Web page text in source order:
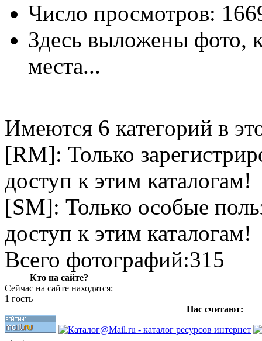
Число просмотров:
Здесь выложены фото,
места...
Имеются 6 категорий в
[RM]: Только
доступ к этим каталогам!
[SM]: Только особые
доступ к этим каталогам!
Всего фотографий:315
Кто на сайте?
Сейчас на сайте находятся:
1 гость
Нас считают: